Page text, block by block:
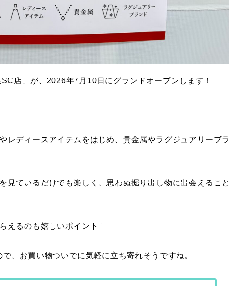
店」が、2026年7月10日にグランドオープンします！
レディースアイテムをはじめ、 貴金属やラグジュアリーブラ
見ているだけでも楽しく、 思わぬ掘り出し物に出会えること
えるのも嬉しいポイント！
、 お買い物ついでに気軽に立ち寄れそうですね。